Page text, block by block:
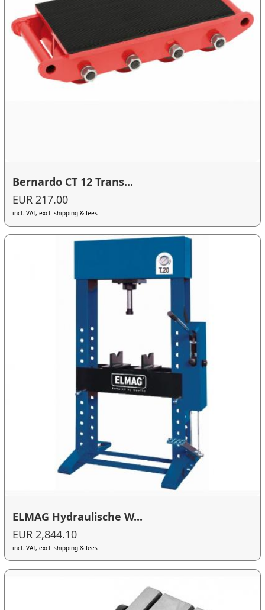
Bernardo CT 12 Trans...
EUR 217.00
incl. VAT, excl. shipping & fees
ELMAG Hydraulische W...
EUR 2,844.10
incl. VAT, excl. shipping & fees